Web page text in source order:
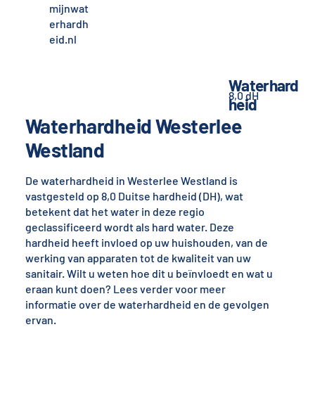
mijnwat
erhardh
eid.nl
Waterhardheid Westerlee
Westland
De waterhardheid in Westerlee Westland is
vastgesteld op 8,0 Duitse hardheid (DH), wat
betekent dat het water in deze regio
geclassificeerd wordt als hard water. Deze
hardheid heeft invloed op uw huishouden, van de
werking van apparaten tot de kwaliteit van uw
sanitair. Wilt u weten hoe dit u beïnvloedt en wat u
eraan kunt doen? Lees verder voor meer
informatie over de waterhardheid en de gevolgen
ervan.
Waterhard
heid
8,0 dH